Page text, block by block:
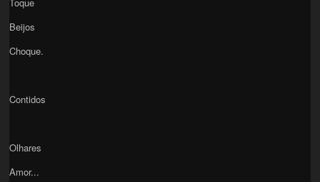
Beijos
Choque.
Contidos
Olhares
Amor...